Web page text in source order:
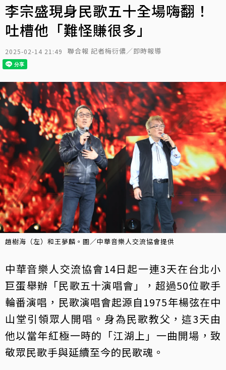
李宗盛現身民歌五十全場嗨翻！
吐槽他「難怪賺很多」
2025-02-14 21:49 聯合報 記者梅衍儂／即時報導
趙樹海（左）和王夢麟。圖／中華音樂人交流協會提供
中華音樂人交流協會14日起一連3天在台北小
巨蛋舉辦「民歌五十演唱會」，超過50位歌手
輪番演唱，民歌演唱會起源自1975年楊弦在中
山堂引領眾人開唱。身為民歌教父，這3天由
他以當年紅極一時的「江湖上」一曲開場，致
敬眾民歌手與延續至今的民歌魂。